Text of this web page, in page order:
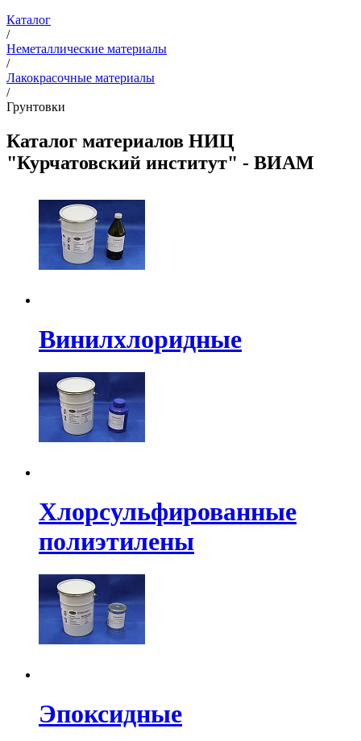
Каталог
/
Неметаллические материалы
/
Лакокрасочные материалы
/
Грунтовки
Каталог материалов НИЦ
"Курчатовский институт" - ВИАМ
Винилхлоридные
Хлорсульфированные
полиэтилены
Эпоксидные